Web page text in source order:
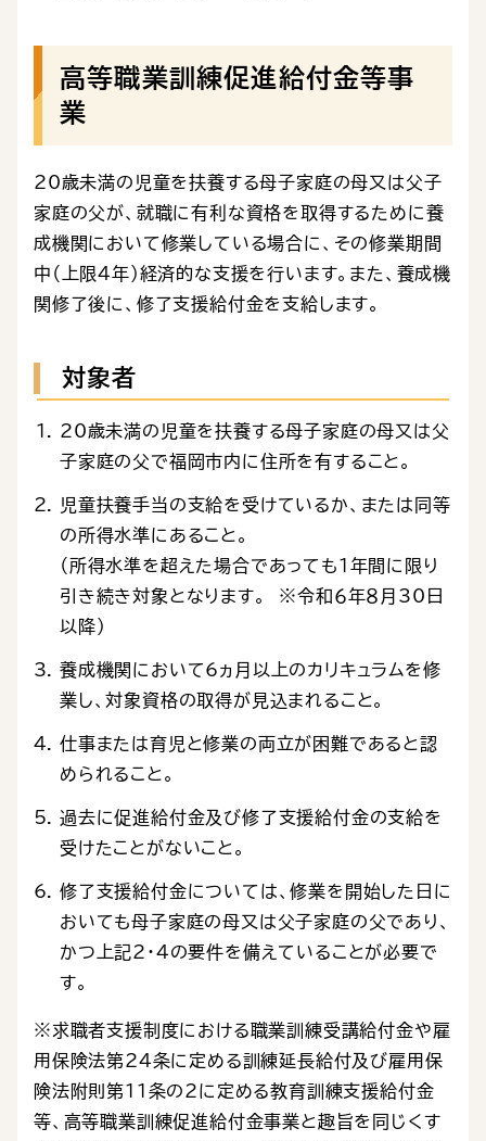
高等職業訓練促進給付金等事
業
20歳未満の児童を扶養する母子家庭の母又は父子
家庭の父が、就職に有利な資格を取得するために養
成機関において修業している場合に、その修業期間
中（上限4年）経済的な支援を行います。また、養成機
関修了後に、修了支援給付金を支給します。
対象者
20歳未満の児童を扶養する母子家庭の母又は父
子家庭の父で福岡市内に住所を有すること。
児童扶養手当の支給を受けているか、または同等
の所得水準にあること。
（所得水準を超えた場合であっても１年間に限り
引き続き対象となります。 ※令和６年８月30日
以降）
養成機関において6ヵ月以上のカリキュラムを修
業し、対象資格の取得が見込まれること。
仕事または育児と修業の両立が困難であると認
められること。
過去に促進給付金及び修了支援給付金の支給を
受けたことがないこと。
修了支援給付金については、修業を開始した日に
おいても母子家庭の母又は父子家庭の父であり、
かつ上記2・4の要件を備えていることが必要で
す。
※求職者支援制度における職業訓練受講給付金や雇
用保険法第24条に定める訓練延長給付及び雇用保
険法附則第11条の2に定める教育訓練支援給付金
等、高等職業訓練促進給付金事業と趣旨を同じくす